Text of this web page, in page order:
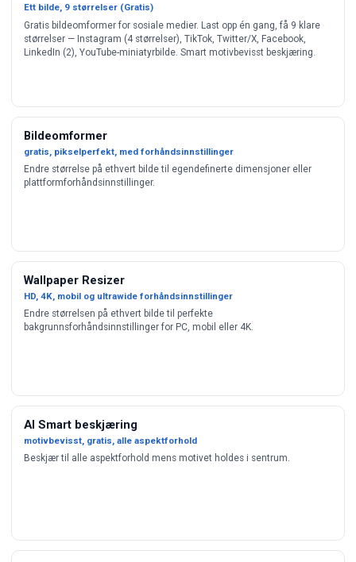
Ett bilde, 9 størrelser (Gratis)
Gratis bildeomformer for sosiale medier. Last opp én gang, få 9 klare
størrelser — Instagram (4 størrelser), TikTok, Twitter/X, Facebook,
LinkedIn (2), YouTube-miniatyrbilde. Smart motivbevisst beskjæring.
Bildeomformer
gratis, pikselperfekt, med forhåndsinnstillinger
Endre størrelse på ethvert bilde til egendefinerte dimensjoner eller
plattformforhåndsinnstillinger.
Wallpaper Resizer
HD, 4K, mobil og ultrawide forhåndsinnstillinger
Endre størrelsen på ethvert bilde til perfekte
bakgrunnsforhåndsinnstillinger for PC, mobil eller 4K.
AI Smart beskjæring
motivbevisst, gratis, alle aspektforhold
Beskjær til alle aspektforhold mens motivet holdes i sentrum.